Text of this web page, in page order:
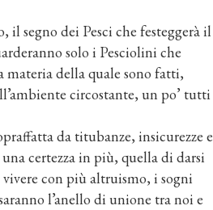
segno dei Pesci che festeggerà il
solo i Pesciolini che
materia della quale sono fatti,
circostante, un po’ tutti
da titubanze, insicurezze e
certezza in più, quella di darsi
con più altruismo, i sogni
l’anello di unione tra noi e